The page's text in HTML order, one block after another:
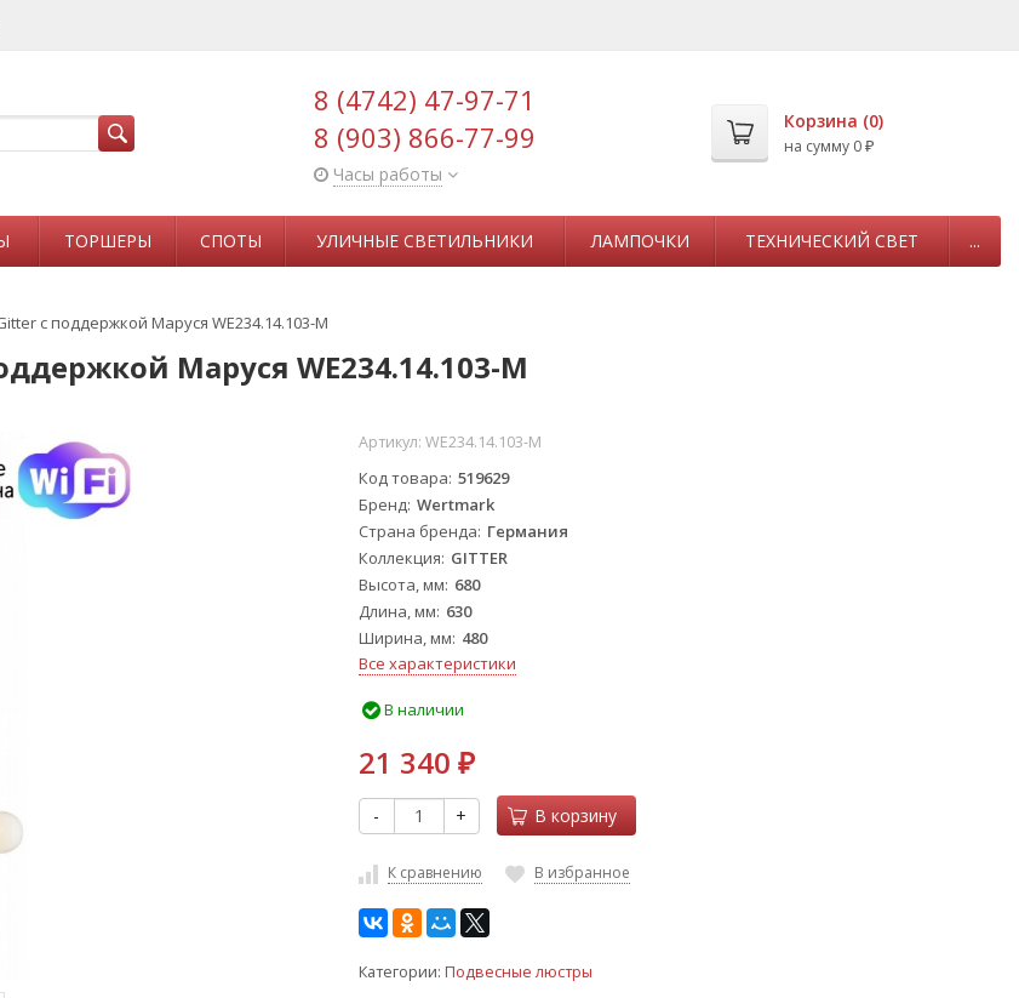
8 (4742) 47-97-71
8 (903) 866-77-99
Часы работы
Корзина (0)
на сумму 0 ₽
ТОРШЕРЫ СПОТЫ УЛИЧНЫЕ СВЕТИЛЬНИКИ ЛАМПОЧКИ ТЕХНИЧЕСКИЙ СВЕТ ...
с поддержкой Маруся WE234.14.103-М
Маруся WE234.14.103-М
Артикул: WE234.14.103-М
Код товара 519629
Бренд Wertmark
Страна бренда Германия
Коллекция GITTER
Высота, мм 680
Длина, мм 630
Ширина, мм 480
Все характеристики
В наличии
21 340 ₽
- + В корзину
К сравнению В избранное
Категории: Подвесные люстры